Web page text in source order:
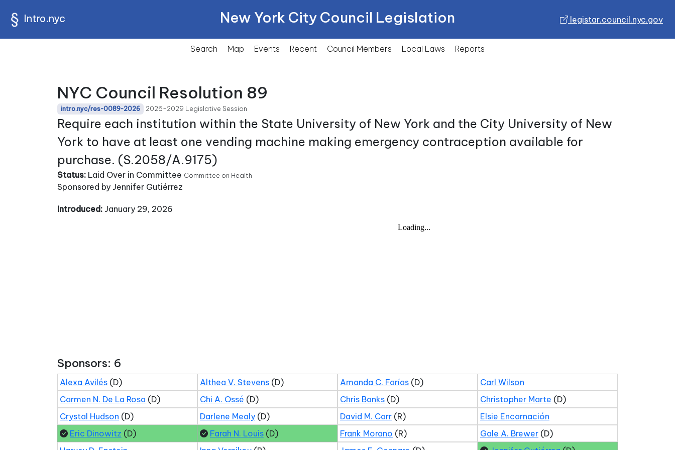
Intro.nyc New York City Council Legislation legistar.council.nyc.gov
Search Map Events Recent Council Members Local Laws Reports
NYC Council Resolution 89
intro.nyc/res-0089-2026 2026-2029 Legislative Session
Require each institution within the State University of New York and the City University of New
York to have at least one vending machine making emergency contraception available for
purchase. (S.2058/A.9175)
Status: Laid Over in Committee Committee on Health
Sponsored by Jennifer Gutiérrez
Introduced: January 29, 2026
Sponsors: 6
Alexa Avilés (D) Althea V. Stevens (D) Amanda C. Farías (D)
Carl Wilson
Carmen N. De La Rosa (D) Chi A. Ossé (D) Chris Banks (D) Christopher Marte (D)
Crystal Hudson (D) Darlene Mealy (D) David M. Carr (R)
Elsie Encarnación
Eric Dinowitz (D) Farah N. Louis (D) Frank Morano (R) Gale A. Brewer (D)